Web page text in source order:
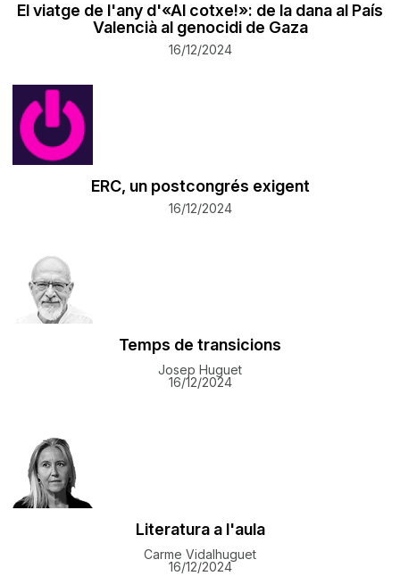
El viatge de l'any d'«Al cotxe!»: de la dana al País
Valencià al genocidi de Gaza
16/12/2024
ERC, un postcongrés exigent
16/12/2024
Temps de transicions
Josep Huguet
16/12/2024
Literatura a l'aula
Carme Vidalhuguet
16/12/2024